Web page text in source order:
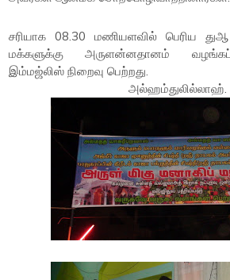
சரியாக 08.30 மணியளவில் பெரிய துஆ
மக்களுக்கு அருளன்னதானம்
இம்மஜ்லிஸ் நிறைவு பெற்றது.
அல்ஹம்துலில்லாஹ்.